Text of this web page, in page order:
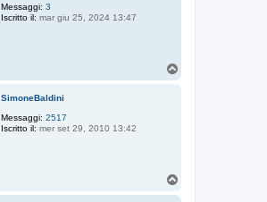
Messaggi: 3
Iscritto il: mar giu 25, 2024 13:47
SimoneBaldini
Messaggi: 2517
Iscritto il: mer set 29, 2010 13:42